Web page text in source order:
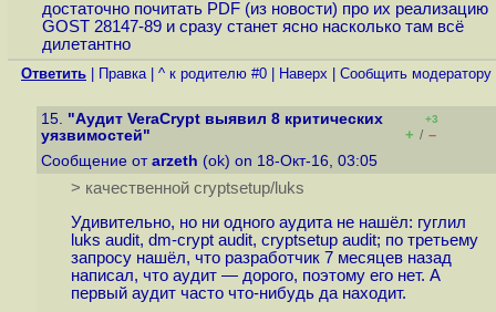
достаточно почитать PDF (из новости) про их реализацию
GOST 28147-89 и сразу станет ясно насколько там всё
дилетантно
Ответить Правка| ^ к родителю #0 Наверх Cообщить модератору
15. "Аудит VeraCrypt выявил 8 критических
уязвимостей"
+3
+ / –
Сообщение от arzeth (ok) on 18-Окт-16, 03:05
> качественной cryptsetup/luks
Удивительно, но ни одного аудита не нашёл: гуглил
luks audit, dm-crypt audit, cryptsetup audit; по третьему
запросу нашёл, что разработчик 7 месяцев назад
написал, что аудит — дорого, поэтому его нет. А
первый аудит часто что-нибудь да находит.